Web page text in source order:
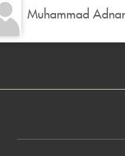
Muhammad